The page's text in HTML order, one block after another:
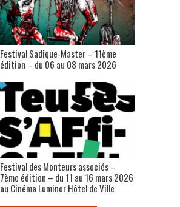
Festival Sadique-Master – 11ème
édition – du 06 au 08 mars 2026
Festival des Monteurs associés –
7ème édition – du 11 au 16 mars 2026
au Cinéma Luminor Hôtel de Ville